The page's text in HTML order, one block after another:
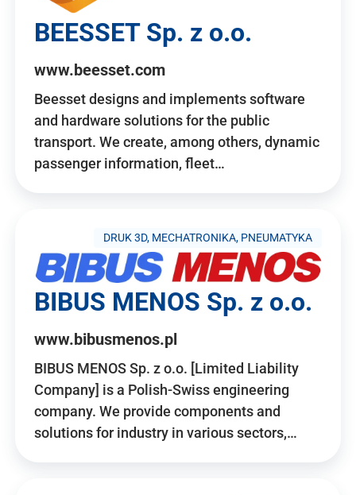
BEESSET Sp. z o.o.
www.beesset.com
Beesset designs and implements software
and hardware solutions for the public
transport. We create, among others, dynamic
passenger information, fleet…
DRUK 3D, MECHATRONIKA, PNEUMATYKA
BIBUS MENOS Sp. z o.o.
www.bibusmenos.pl
BIBUS MENOS Sp. z o.o. [Limited Liability
Company] is a Polish-Swiss engineering
company. We provide components and
solutions for industry in various sectors,…